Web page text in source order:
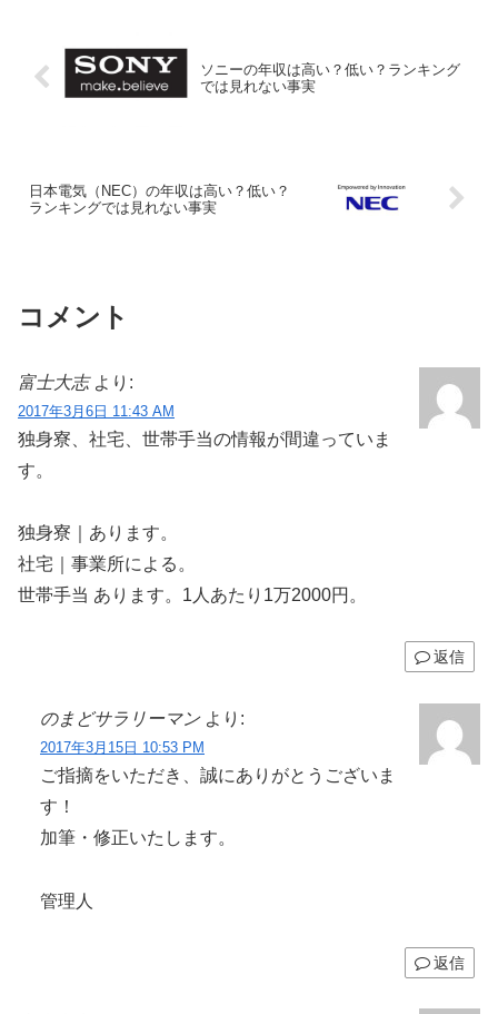
ソニーの年収は高い？低い？ランキング
では見れない事実
日本電気（NEC）の年収は高い？低い？
ランキングでは見れない事実
コメント
富士大志 より:
2017年3月6日 11:43 AM
独身寮、社宅、世帯手当の情報が間違っていま
す。
独身寮｜あります。
社宅｜事業所による。
世帯手当 あります。1人あたり1万2000円。
返信
のまどサラリーマン より:
2017年3月15日 10:53 PM
ご指摘をいただき、誠にありがとうございま
す！
加筆・修正いたします。
管理人
返信